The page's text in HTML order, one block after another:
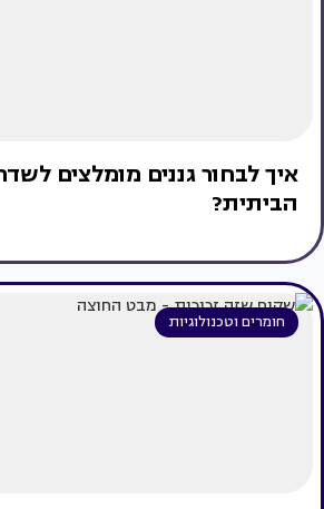
איך לבחור גננים מומלצים
הביתית?
חומרים וטכנולוגיות